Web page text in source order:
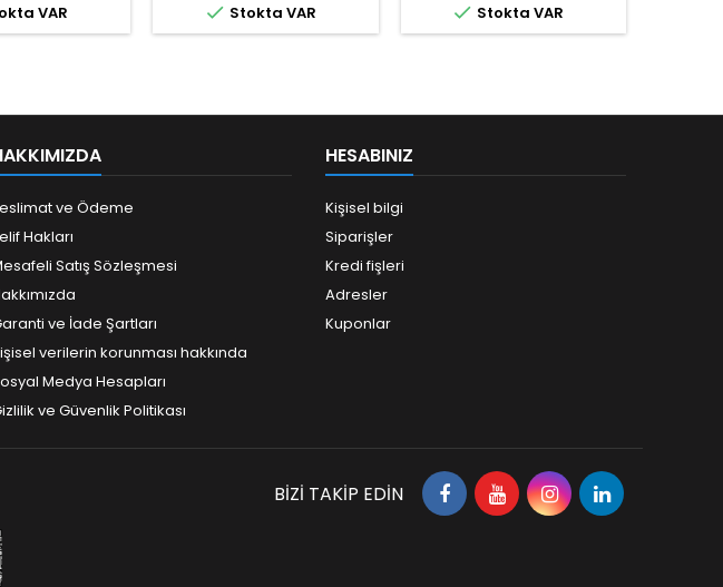
VAR  Stokta VAR  Stokta VAR
ve Ödeme
Hakları
Satış Sözleşmesi
ve İade Şartları
verilerin korunması hakkında
Medya Hesapları
ve Güvenlik Politikası
HESABINIZ
Kişisel bilgi
Siparişler
Kredi fişleri
Adresler
Kuponlar
BIZI TAKIP EDIN